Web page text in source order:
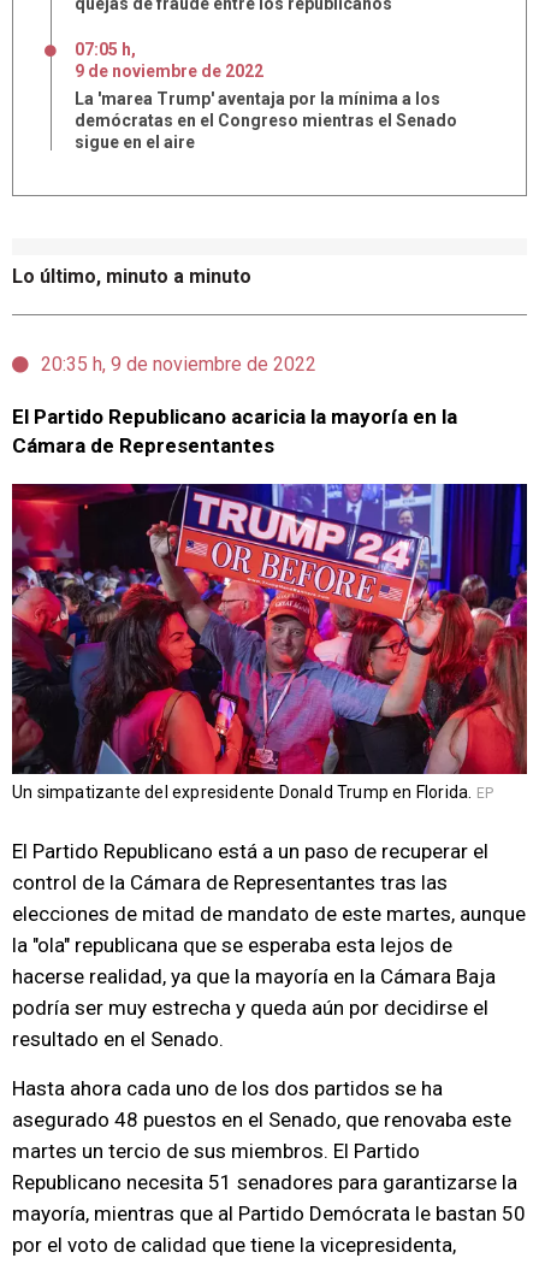
Lo último, minuto a minuto
20:35 h, 9 de noviembre de 2022
El Partido Republicano acaricia la mayoría en la
Cámara de Representantes
Un simpatizante del expresidente Donald Trump en Florida. EP
El Partido Republicano está a un paso de recuperar el
control de la Cámara de Representantes tras las
elecciones de mitad de mandato de este martes, aunque
la "ola" republicana que se esperaba esta lejos de
hacerse realidad, ya que la mayoría en la Cámara Baja
podría ser muy estrecha y queda aún por decidirse el
resultado en el Senado.
Hasta ahora cada uno de los dos partidos se ha
asegurado 48 puestos en el Senado, que renovaba este
martes un tercio de sus miembros. El Partido
Republicano necesita 51 senadores para garantizarse la
mayoría, mientras que al Partido Demócrata le bastan 50
por el voto de calidad que tiene la vicepresidenta,
07:05 h,
9 de noviembre de 2022
La 'marea Trump' aventaja por la mínima a los
demócratas en el Congreso mientras el Senado
sigue en el aire